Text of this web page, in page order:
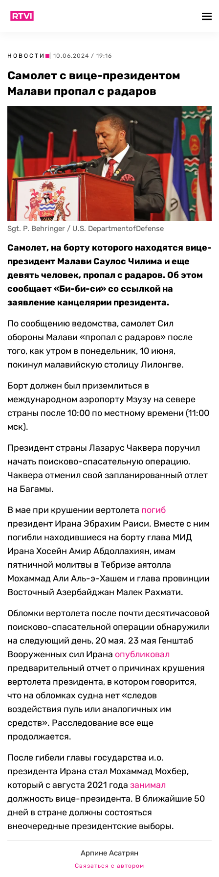
НОВОСТИ | 10.06.2024 / 19:16
Самолет с вице-президентом
Малави пропал с радаров
Sgt. P. Behringer / U.S. DepartmentofDefense
Самолет, на борту которого находятся вице-
президент Малави Саулос Чилима и еще
девять человек, пропал с радаров. Об этом
сообщает «Би-би-си» со ссылкой на
заявление канцелярии президента.
По сообщению ведомства, самолет Сил
обороны Малави «пропал с радаров» после
того, как утром в понедельник, 10 июня,
покинул малавийскую столицу Лилонгве.
Борт должен был приземлиться в
международном аэропорту Мзузу на севере
страны после 10:00 по местному времени (11:00
мск).
Президент страны Лазарус Чаквера поручил
начать поисково-спасательную операцию.
Чаквера отменил свой запланированный отлет
на Багамы.
В мае при крушении вертолета погиб
президент Ирана Эбрахим Раиси. Вместе с ним
погибли находившиеся на борту глава МИД
Ирана Хосейн Амир Абдоллахиян, имам
пятничной молитвы в Тебризе аятолла
Мохаммад Али Аль-э-Хашем и глава провинции
Восточный Азербайджан Малек Рахмати.
Обломки вертолета после почти десятичасовой
поисково-спасательной операции обнаружили
на следующий день, 20 мая. 23 мая Генштаб
Вооруженных сил Ирана опубликовал
предварительный отчет о причинах крушения
вертолета президента, в котором говорится,
что на обломках судна нет «следов
воздействия пуль или аналогичных им
средств». Расследование все еще
продолжается.
После гибели главы государства и.о.
президента Ирана стал Мохаммад Мохбер,
который с августа 2021 года занимал
должность вице-президента. В ближайшие 50
дней в стране должны состояться
внеочередные президентские выборы.
Арпине Асатрян
Связаться с автором